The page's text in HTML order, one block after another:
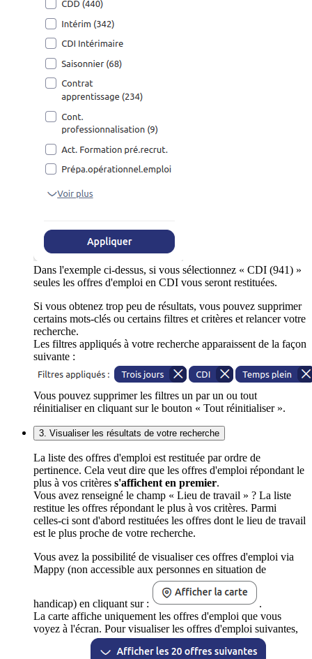
Dans l'exemple ci-dessus, si vous sélectionnez « CDI (941) »
seules les offres d'emploi en CDI vous seront restituées.
Si vous obtenez trop peu de résultats, vous pouvez supprimer
certains mots-clés ou certains filtres et critères et relancer votre
recherche.
Les filtres appliqués à votre recherche apparaissent de la façon
suivante :
Vous pouvez supprimer les filtres un par un ou tout
réinitialiser en cliquant sur le bouton « Tout réinitialiser ».
3. Visualiser les résultats de votre recherche
La liste des offres d'emploi est restituée par ordre de
pertinence. Cela veut dire que les offres d'emploi répondant le
plus à vos critères s'affichent en premier.
Vous avez renseigné le champ « Lieu de travail » ? La liste
restitue les offres répondant le plus à vos critères. Parmi
celles-ci sont d'abord restituées les offres dont le lieu de travail
est le plus proche de votre recherche.
Vous avez la possibilité de visualiser ces offres d'emploi via
Mappy (non accessible aux personnes en situation de
handicap) en cliquant sur :
.
La carte affiche uniquement les offres d'emploi que vous
voyez à l'écran. Pour visualiser les offres d'emploi suivantes,